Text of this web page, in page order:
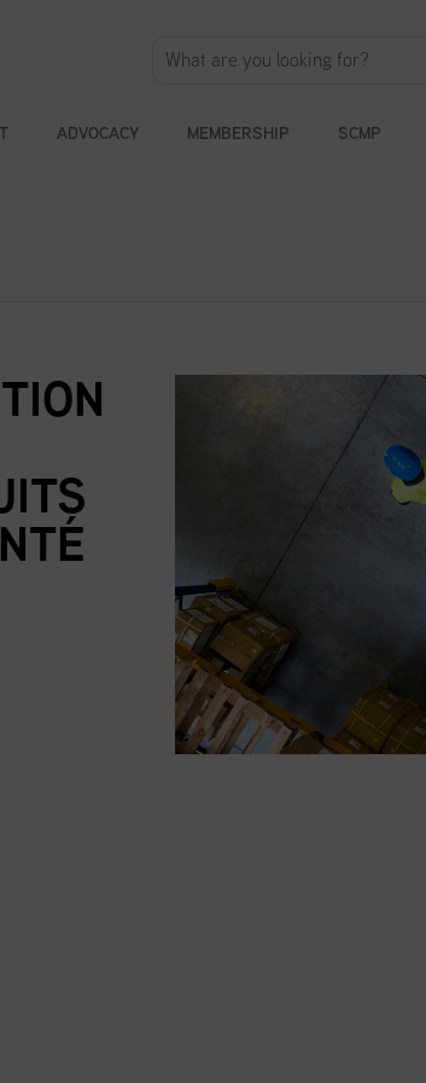
ADVOCACY MEMBERSHIP SCMP